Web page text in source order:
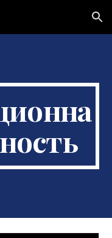
Skip to navigation